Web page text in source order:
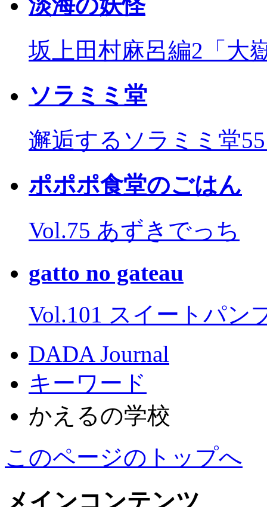
淡海の妖怪
坂上田村麻呂編2「大
ソラミミ堂
邂逅するソラミミ堂
ポポポ食堂のごはん
Vol.75 あずきでっち
gatto no gateau
Vol.101 スイートパン
DADA Journal
キーワード
かえるの学校
このページのトップへ
メインコンテンツ